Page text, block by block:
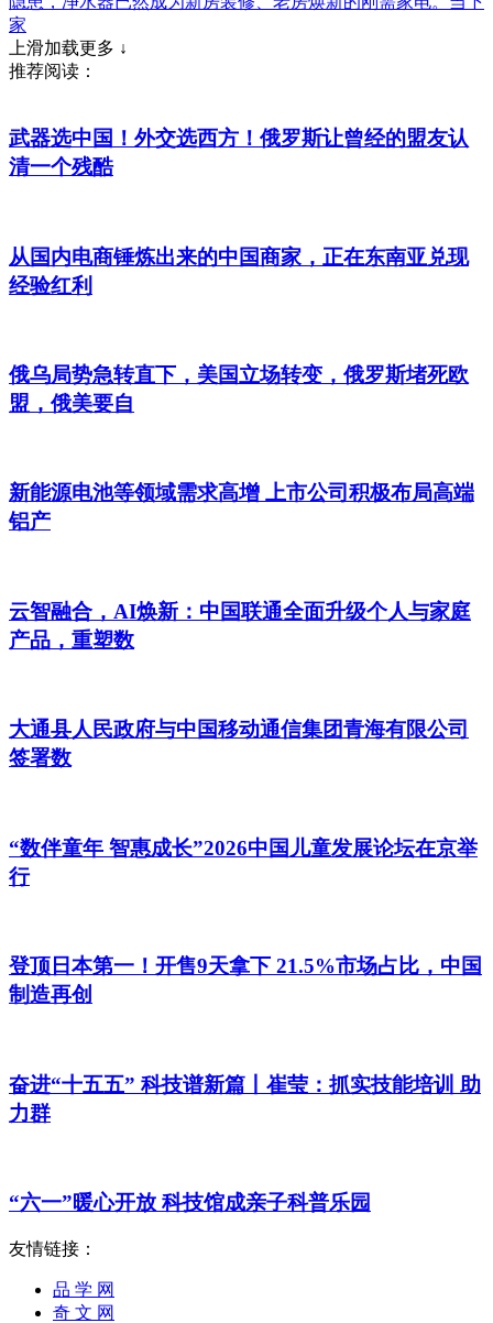
家
上滑加载更多 ↓
推荐阅读：
武器选中国！外交选西方！俄罗斯让曾经的盟友认
清一个残酷
从国内电商锤炼出来的中国商家，正在东南亚兑现
经验红利
俄乌局势急转直下，美国立场转变，俄罗斯堵死欧
盟，俄美要自
新能源电池等领域需求高增 上市公司积极布局高端
铝产
云智融合，AI焕新：中国联通全面升级个人与家庭
产品，重塑数
大通县人民政府与中国移动通信集团青海有限公司
签署数
“数伴童年 智惠成长”2026中国儿童发展论坛在京举
行
登顶日本第一！开售9天拿下 21.5%市场占比，中国
制造再创
奋进“十五五” 科技谱新篇丨崔莹：抓实技能培训 助
力群
“六一”暖心开放 科技馆成亲子科普乐园
友情链接：
品 学 网
奇 文 网